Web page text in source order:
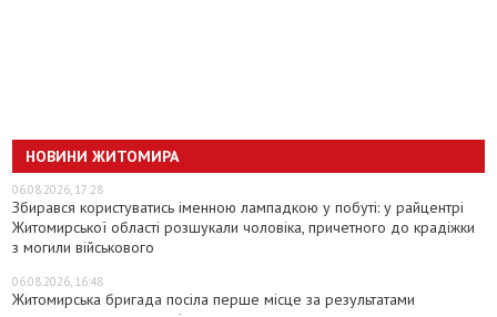
НОВИНИ ЖИТОМИРА
06.08.2026, 17:28
Збирався користуватись іменною лампадкою у побуті: у райцентрі
Житомирської області розшукали чоловіка, причетного до крадіжки
з могили військового
06.08.2026, 16:48
Житомирська бригада посіла перше місце за результатами